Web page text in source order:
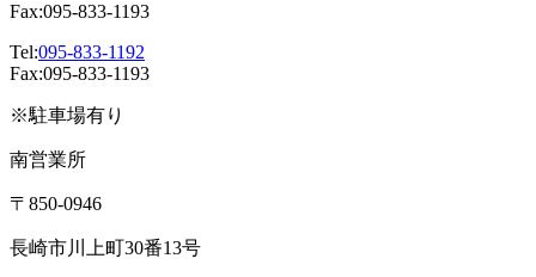
Fax:095-833-1193
Tel:095-833-1192
Fax:095-833-1193
※駐車場有り
南営業所
〒850-0946
長崎市川上町30番13号